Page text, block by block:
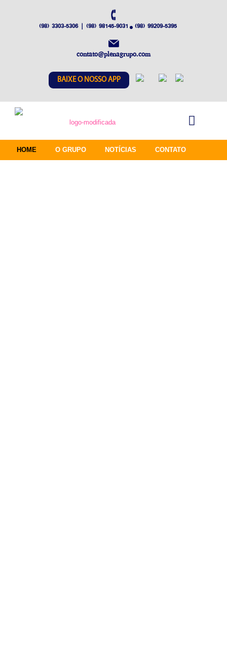
(98) 3303-5306 | (98) 98145-9031 (98) 99209-5395
contato@plenagrupo.com
BAIXE O NOSSO APP
HOME O GRUPO NOTÍCIAS CONTATO